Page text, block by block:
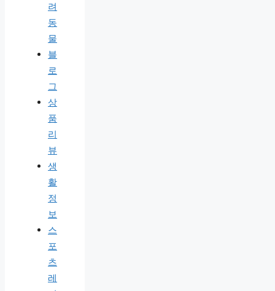
려
동
물
블
로
그
상
품
리
뷰
생
활
정
보
스
포
츠
레